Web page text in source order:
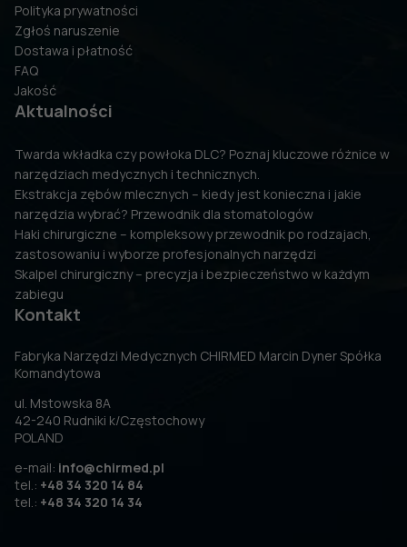
Polityka prywatności
Zgłoś naruszenie
Dostawa i płatność
FAQ
Jakość
Aktualności
Twarda wkładka czy powłoka DLC? Poznaj kluczowe różnice w
narzędziach medycznych i technicznych.
Ekstrakcja zębów mlecznych – kiedy jest konieczna i jakie
narzędzia wybrać? Przewodnik dla stomatologów
Haki chirurgiczne – kompleksowy przewodnik po rodzajach,
zastosowaniu i wyborze profesjonalnych narzędzi
Skalpel chirurgiczny – precyzja i bezpieczeństwo w każdym
zabiegu
Kontakt
Fabryka Narzędzi Medycznych CHIRMED Marcin Dyner Spółka
Komandytowa
ul. Mstowska 8A
42-240 Rudniki k/Częstochowy
POLAND
e-mail: info@chirmed.pl
tel.: +48 34 320 14 84
tel.: +48 34 320 14 34